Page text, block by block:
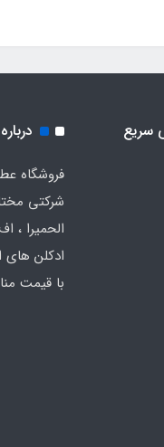
سریع
فروشگاه
شرکتی
الحمیرا ،
ادکلن
با قیمت